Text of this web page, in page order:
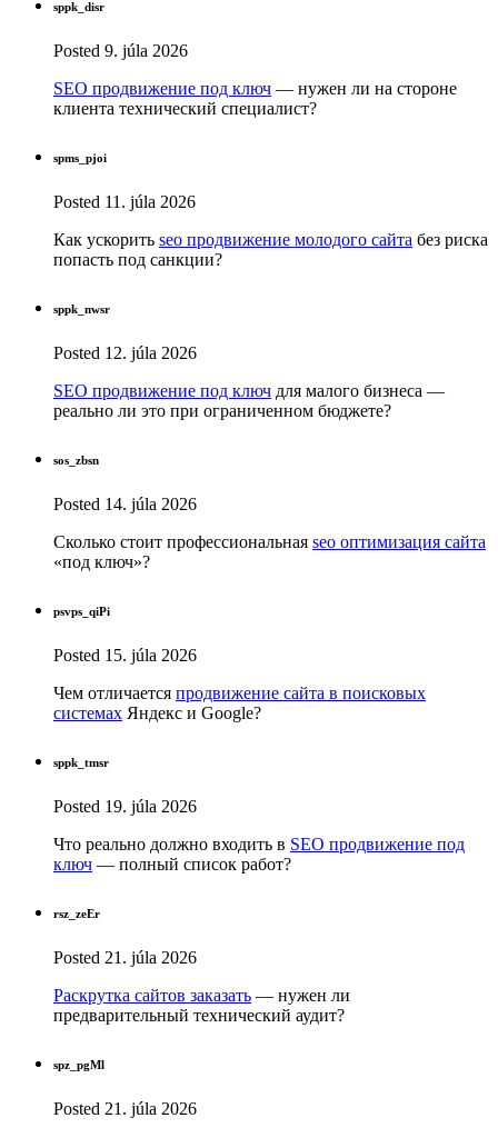
sppk_disr
Posted 9. júla 2026
SEO продвижение под ключ — нужен ли на стороне
клиента технический специалист?
spms_pjoi
Posted 11. júla 2026
Как ускорить seo продвижение молодого сайта без риска
попасть под санкции?
sppk_nwsr
Posted 12. júla 2026
SEO продвижение под ключ для малого бизнеса —
реально ли это при ограниченном бюджете?
sos_zbsn
Posted 14. júla 2026
Сколько стоит профессиональная seo оптимизация сайта
«под ключ»?
psvps_qiPi
Posted 15. júla 2026
Чем отличается продвижение сайта в поисковых
системах Яндекс и Google?
sppk_tmsr
Posted 19. júla 2026
Что реально должно входить в SEO продвижение под
ключ — полный список работ?
rsz_zeEr
Posted 21. júla 2026
Раскрутка сайтов заказать — нужен ли
предварительный технический аудит?
spz_pgMl
Posted 21. júla 2026